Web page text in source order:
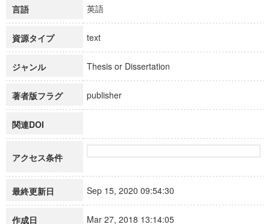
言語 英語
資源タイプ text
ジャンル Thesis or Dissertation
著者版フラグ publisher
関連DOI
アクセス条件
最終更新日 Sep 15, 2020 09:54:30
作成日 Mar 27, 2018 13:14:05